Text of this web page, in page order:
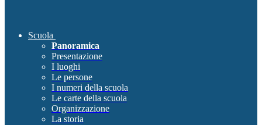
Scuola
Panoramica
Presentazione
I luoghi
Le persone
I numeri della scuola
Le carte della scuola
Organizzazione
La storia